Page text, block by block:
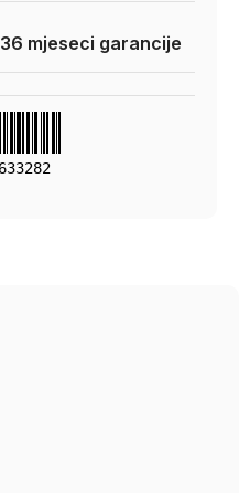
36 mjeseci garancije